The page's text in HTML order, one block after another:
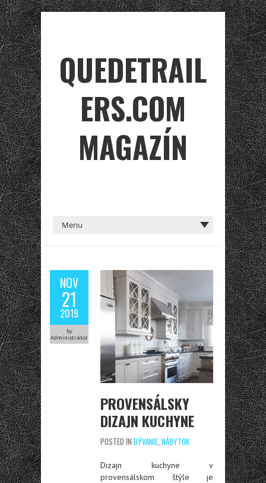
QUEDETRAIL
ERS.COM
MAGAZÍN
NOV
21
2019
by
Administrátor
PROVENSÁLSKY
DIZAJN KUCHYNE
POSTED IN BÝVANIE, NÁBYTOK
Dizajn kuchyne v
provensálskom štýle je